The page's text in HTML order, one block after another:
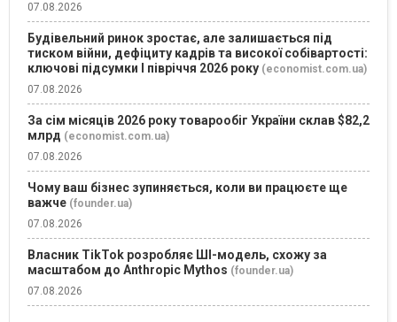
07.08.2026
Будівельний ринок зростає, але залишається під
тиском війни, дефіциту кадрів та високої собівартості:
ключові підсумки І півріччя 2026 року (economist.com.ua)
07.08.2026
За сім місяців 2026 року товарообіг України склав $82,2
млрд (economist.com.ua)
07.08.2026
Чому ваш бізнес зупиняється, коли ви працюєте ще
важче (founder.ua)
07.08.2026
Власник TikTok розробляє ШІ-модель, схожу за
масштабом до Anthropic Mythos (founder.ua)
07.08.2026